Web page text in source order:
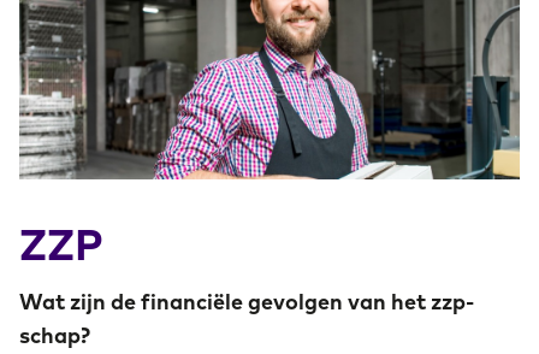
ZZP
Wat zijn de financiële gevolgen van het zzp-
schap?